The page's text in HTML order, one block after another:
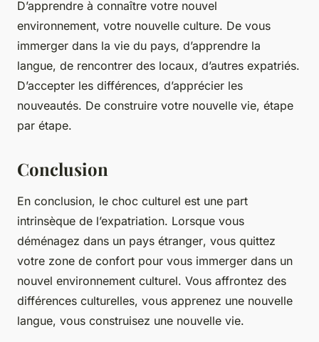
D’apprendre à connaître votre nouvel
environnement, votre nouvelle culture. De vous
immerger dans la vie du pays, d’apprendre la
langue, de rencontrer des locaux, d’autres expatriés.
D’accepter les différences, d’apprécier les
nouveautés. De construire votre nouvelle vie, étape
par étape.
Conclusion
En conclusion, le choc culturel est une part
intrinsèque de l’expatriation. Lorsque vous
déménagez dans un pays étranger, vous quittez
votre zone de confort pour vous immerger dans un
nouvel environnement culturel. Vous affrontez des
différences culturelles, vous apprenez une nouvelle
langue, vous construisez une nouvelle vie.